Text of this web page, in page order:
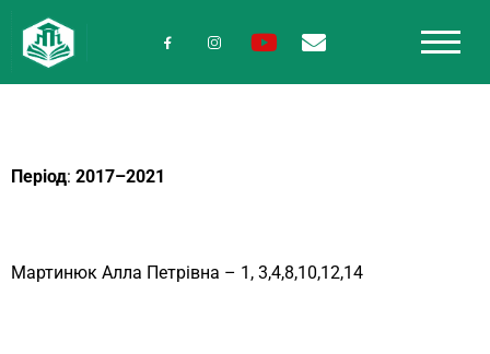
Період: 2017–2021
Мартинюк Алла Петрівна – 1, 3,4,8,10,12,14